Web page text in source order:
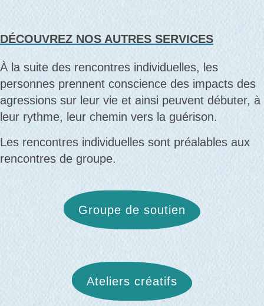
DÉCOUVREZ NOS AUTRES SERVICES
À la suite des rencontres individuelles, les
personnes prennent conscience des impacts des
agressions sur leur vie et ainsi peuvent débuter, à
leur rythme, leur chemin vers la guérison.
Les rencontres individuelles sont préalables aux
rencontres de groupe.
Groupe de soutien
Ateliers créatifs